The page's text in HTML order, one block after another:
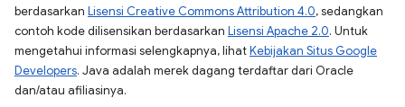
berdasarkan Lisensi Creative Commons Attribution 4.0, sedangkan
contoh kode dilisensikan berdasarkan Lisensi Apache 2.0. Untuk
mengetahui informasi selengkapnya, lihatKebijakan Situs Google
Developers. Java adalah merek dagang terdaftar dari Oracle
dan/atau afiliasinya.